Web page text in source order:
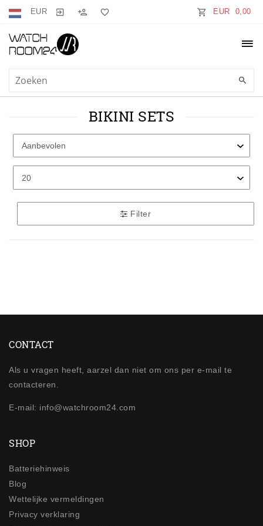
EUR EUR 0,00
BIKINI SETS
Filter
CONTACT
Als u vragen heeft, aarzel dan niet om ons per e-mail te
contacteren.
E-mail: info@watchroom24.com
SHOP
Batteriehinweis
Blog
Wettelijke vermeldingen
Privacy verklaring